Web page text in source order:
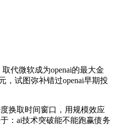
代微软成为openai的最大金
，试图弥补错过openai早期投
换取时间窗口，用规模效应
：ai技术突破能不能跑赢债务